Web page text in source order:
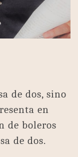
de dos, sino
en
de boleros
de dos.